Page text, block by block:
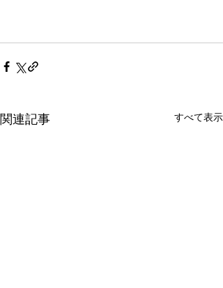
関連記事 すべて表示